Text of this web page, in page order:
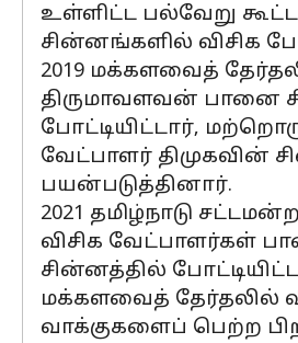
உள்ளிட்ட பல்வேறு
சின்னங்களில் விசிக
2019 மக்களவைத்
திருமாவளவன் பானை
போட்டியிட்டார்,
வேட்பாளர் திமுகவின்
பயன்படுத்தினார்.
2021 தமிழ்நாடு
விசிக வேட்பாளர்கள்
சின்னத்தில்
மக்களவைத் தேர்தலில்
வாக்குகளைப் பெற்ற